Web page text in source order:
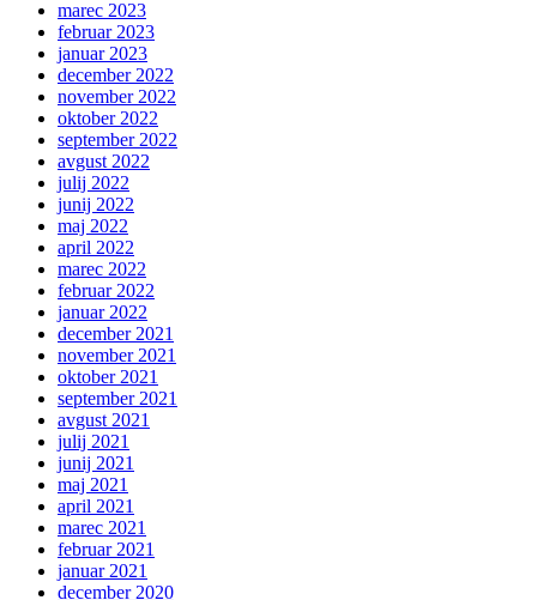
marec 2023
februar 2023
januar 2023
december 2022
november 2022
oktober 2022
september 2022
avgust 2022
julij 2022
junij 2022
maj 2022
april 2022
marec 2022
februar 2022
januar 2022
december 2021
november 2021
oktober 2021
september 2021
avgust 2021
julij 2021
junij 2021
maj 2021
april 2021
marec 2021
februar 2021
januar 2021
december 2020